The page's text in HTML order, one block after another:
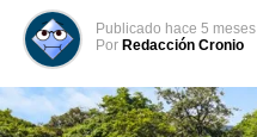
Publicado hace 5 meses
Por Redacción Cronio